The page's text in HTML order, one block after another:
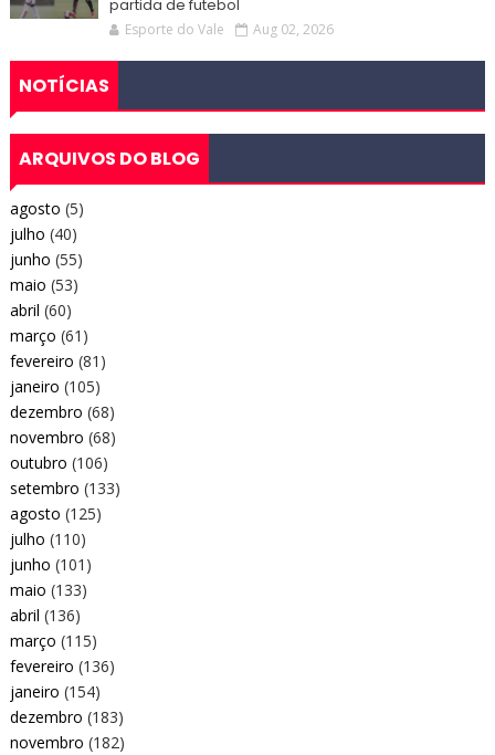
partida de futebol
Esporte do Vale Aug 02, 2026
NOTÍCIAS
ARQUIVOS DO BLOG
agosto (5)
julho (40)
junho (55)
maio (53)
abril (60)
março (61)
fevereiro (81)
janeiro (105)
dezembro (68)
novembro (68)
outubro (106)
setembro (133)
agosto (125)
julho (110)
junho (101)
maio (133)
abril (136)
março (115)
fevereiro (136)
janeiro (154)
dezembro (183)
novembro (182)